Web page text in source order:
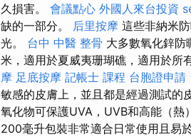
久損害。 會議點心 外國人來台投資
缺的一部分。 后里按摩 這些非納米
光。 台中 中醫 整骨 大多數氧化鋅防
米，適用於夏威夷珊瑚礁，適用於所
摩 足底按摩 記帳士 課程 台胞證申請
敏感的皮膚上，並且都是經過測試的
氧化物可保護UVA，UVB和高能（熱
200毫升包裝非常適合日常使用且易